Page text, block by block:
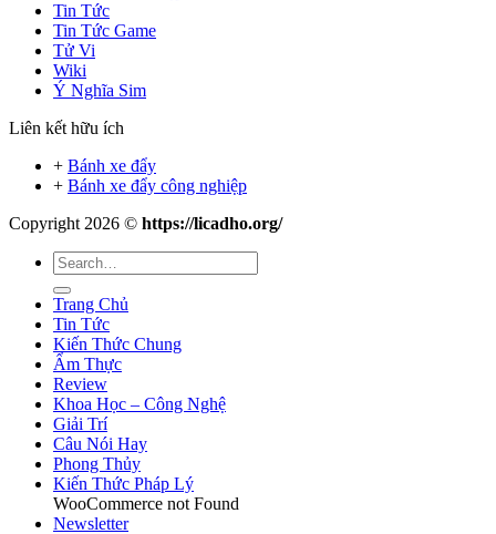
Tin Tức
Tin Tức Game
Tử Vi
Wiki
Ý Nghĩa Sim
Liên kết hữu ích
+ Bánh xe đẩy
+ Bánh xe đẩy công nghiệp
Copyright 2026 © https://licadho.org/
Trang Chủ
Tin Tức
Kiến Thức Chung
Ẩm Thực
Review
Khoa Học – Công Nghệ
Giải Trí
Câu Nói Hay
Phong Thủy
Kiến Thức Pháp Lý
WooCommerce not Found
Newsletter